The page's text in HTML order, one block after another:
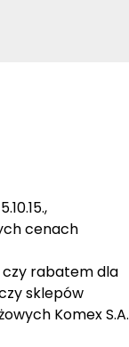
cenach
rabatem dla
sklepów
Komex S.A.